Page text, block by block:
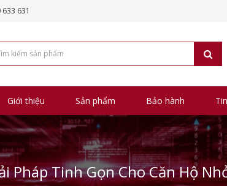
631
Giới thiệu Sản phẩm Bảo hành
Pháp Tinh Gọn Cho Căn Hộ